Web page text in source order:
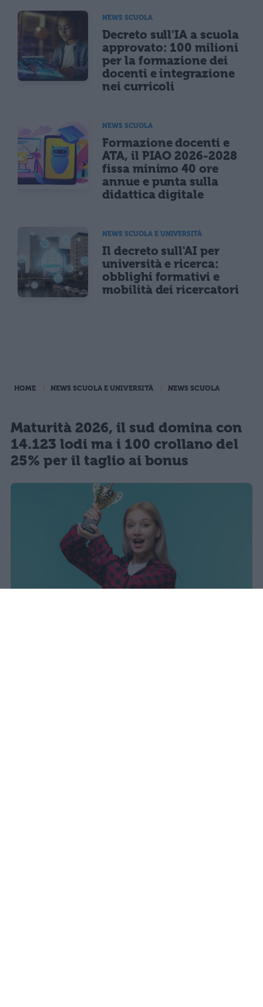
NEWS SCUOLA
Decreto sull'IA a scuola
approvato: 100 milioni
per la formazione dei
docenti e integrazione
nei curricoli
NEWS SCUOLA
Formazione docenti e
ATA, il PIAO 2026-2028
fissa minimo 40 ore
annue e punta sulla
didattica digitale
NEWS SCUOLA E UNIVERSITÀ
Il decreto sull'AI per
università e ricerca:
obblighi formativi e
mobilità dei ricercatori
HOME NEWS SCUOLA E UNIVERSITÀ NEWS SCUOLA
Maturità 2026, il sud domina con
14.123 lodi ma i 100 crollano del
25% per il taglio ai bonus